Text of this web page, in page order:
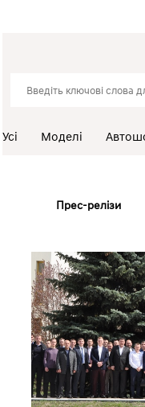
Усі Моделі
Прес-релізи